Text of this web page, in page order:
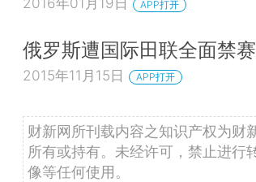
APP打开
俄罗斯遭国际田联全面禁
2015年11月15日 APP打开
财新网所刊载内容之知识产权为财
所有或持有。未经许可，禁止进行
像等任何使用。